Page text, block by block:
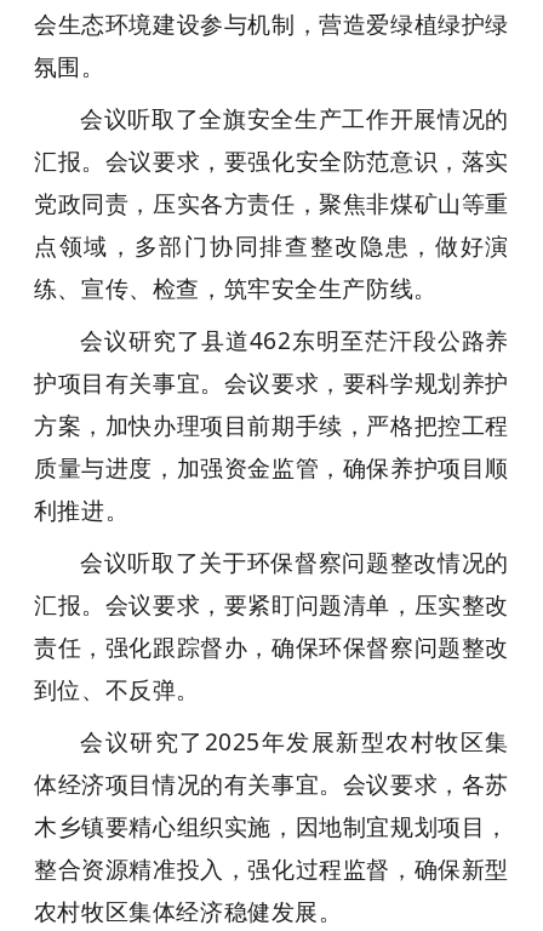
会生态环境建设参与机制，营造爱绿植绿护绿
氛围。
会议听取了全旗安全生产工作开展情况的
汇报。会议要求，要强化安全防范意识，落实
党政同责，压实各方责任，聚焦非煤矿山等重
点领域，多部门协同排查整改隐患，做好演
练、宣传、检查，筑牢安全生产防线。
会议研究了县道462东明至茫汗段公路养
护项目有关事宜。会议要求，要科学规划养护
方案，加快办理项目前期手续，严格把控工程
质量与进度，加强资金监管，确保养护项目顺
利推进。
会议听取了关于环保督察问题整改情况的
汇报。会议要求，要紧盯问题清单，压实整改
责任，强化跟踪督办，确保环保督察问题整改
到位、不反弹。
会议研究了2025年发展新型农村牧区集
体经济项目情况的有关事宜。会议要求，各苏
木乡镇要精心组织实施，因地制宜规划项目，
整合资源精准投入，强化过程监督，确保新型
农村牧区集体经济稳健发展。